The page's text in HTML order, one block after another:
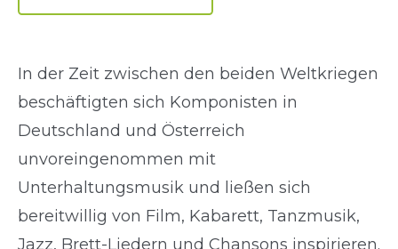
In der Zeit zwischen den beiden Weltkriegen
beschäftigten sich Komponisten in
Deutschland und Österreich
unvoreingenommen mit
Unterhaltungsmusik und ließen sich
bereitwillig von Film, Kabarett, Tanzmusik,
Jazz, Brett-Liedern und Chansons inspirieren.